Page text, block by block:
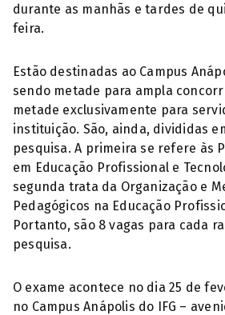
durante as manhãs e tardes de
feira.
Estão destinadas ao Campus
sendo metade para ampla
metade exclusivamente para
instituição. São, ainda, divididas
pesquisa. A primeira se refere às
em Educação Profissional e
segunda trata da Organização e
Pedagógicos na Educação
Portanto, são 8 vagas para cada
pesquisa.
O exame acontece no dia 25 de
no Campus Anápolis do IFG –